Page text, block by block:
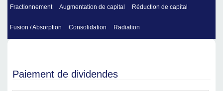
Fractionnement Augmentation de capital Réduction de capital
Fusion / Absorption Consolidation Radiation
Paiement de dividendes